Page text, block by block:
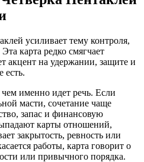
усиливает тему контроля,
карта редко смягчает
акцент на удержании, защите и
есть.
именно идет речь. Если
масти, сочетание чаще
запас и финансовую
карты отношений,
закрытость, ревность или
работы, карта говорит о
или привычного порядка.